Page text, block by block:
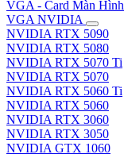
VGA - Card Màn Hình
VGA NVIDIA
NVIDIA RTX 5090
NVIDIA RTX 5080
NVIDIA RTX 5070 Ti
NVIDIA RTX 5070
NVIDIA RTX 5060 Ti
NVIDIA RTX 5060
NVIDIA RTX 3060
NVIDIA RTX 3050
NVIDIA GTX 1060